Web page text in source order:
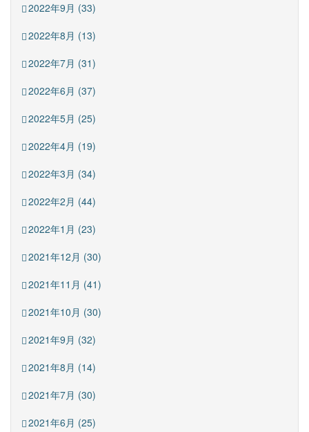
2022年9月 (33)
2022年8月 (13)
2022年7月 (31)
2022年6月 (37)
2022年5月 (25)
2022年4月 (19)
2022年3月 (34)
2022年2月 (44)
2022年1月 (23)
2021年12月 (30)
2021年11月 (41)
2021年10月 (30)
2021年9月 (32)
2021年8月 (14)
2021年7月 (30)
2021年6月 (25)